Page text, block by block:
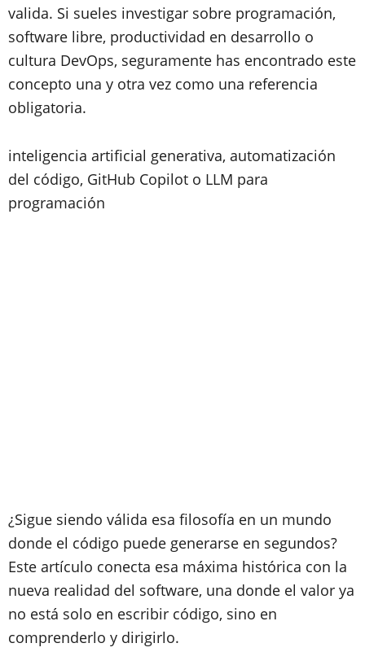
valida. Si sueles investigar sobre programación,
software libre, productividad en desarrollo o
cultura DevOps, seguramente has encontrado este
concepto una y otra vez como una referencia
obligatoria.
inteligencia artificial generativa, automatización
del código, GitHub Copilot o LLM para
programación
¿Sigue siendo válida esa filosofía en un mundo
donde el código puede generarse en segundos?
Este artículo conecta esa máxima histórica con la
nueva realidad del software, una donde el valor ya
no está solo en escribir código, sino en
comprenderlo y dirigirlo.